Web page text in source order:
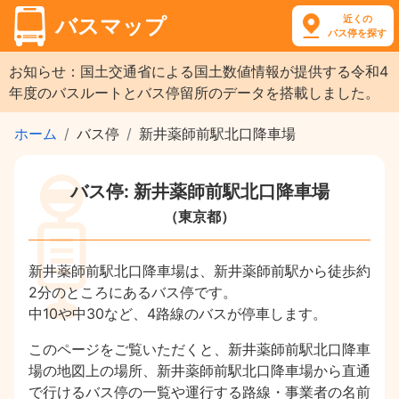
バスマップ
近くの
バス停を探す
お知らせ：国土交通省による国土数値情報が提供する令和4
年度のバスルートとバス停留所のデータを搭載しました。
ホーム バス停 新井薬師前駅北口降車場
バス停: 新井薬師前駅北口降車場
（東京都）
新井薬師前駅北口降車場は、新井薬師前駅から徒歩約
2分のところにあるバス停です。
中10や中30など、4路線のバスが停車します。
このページをご覧いただくと、新井薬師前駅北口降車
場の地図上の場所、新井薬師前駅北口降車場から直通
で行けるバス停の一覧や運行する路線・事業者の名前